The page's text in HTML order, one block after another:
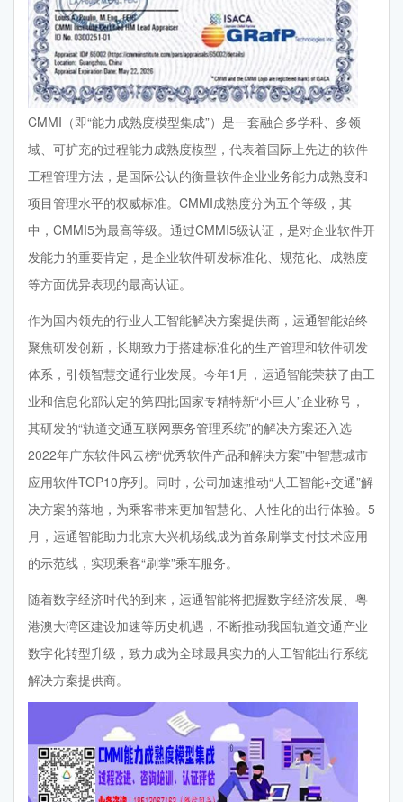
CMMI（即“能力成熟度模型集成”）是一套融合多学科、多领
域、可扩充的过程能力成熟度模型，代表着国际上先进的软件
工程管理方法，是国际公认的衡量软件企业业务能力成熟度和
项目管理水平的权威标准。CMMI成熟度分为五个等级，其
中，CMMI5为最高等级。通过CMMI5级认证，是对企业软件开
发能力的重要肯定，是企业软件研发标准化、规范化、成熟度
等方面优异表现的最高认证。
作为国内领先的行业人工智能解决方案提供商，运通智能始终
聚焦研发创新，长期致力于搭建标准化的生产管理和软件研发
体系，引领智慧交通行业发展。今年1月，运通智能荣获了由工
业和信息化部认定的第四批国家专精特新“小巨人”企业称号，
其研发的“轨道交通互联网票务管理系统”的解决方案还入选
2022年广东软件风云榜“优秀软件产品和解决方案”中智慧城市
应用软件TOP10序列。同时，公司加速推动“人工智能+交通”解
决方案的落地，为乘客带来更加智慧化、人性化的出行体验。5
月，运通智能助力北京大兴机场线成为首条刷掌支付技术应用
的示范线，实现乘客“刷掌”乘车服务。
随着数字经济时代的到来，运通智能将把握数字经济发展、粤
港澳大湾区建设加速等历史机遇，不断推动我国轨道交通产业
数字化转型升级，致力成为全球最具实力的人工智能出行系统
解决方案提供商。